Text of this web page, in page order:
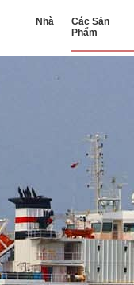
Nhà
Các Sản
Phẩm